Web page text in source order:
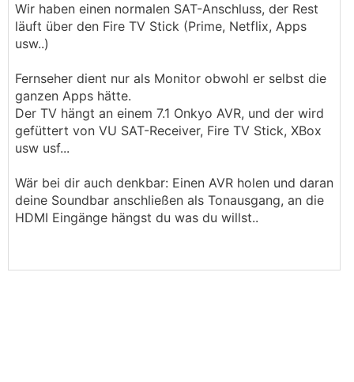
Wir haben einen normalen SAT-Anschluss, der Rest
läuft über den Fire TV Stick (Prime, Netflix, Apps
usw..)
Fernseher dient nur als Monitor obwohl er selbst die
ganzen Apps hätte.
Der TV hängt an einem 7.1 Onkyo AVR, und der wird
gefüttert von VU SAT-Receiver, Fire TV Stick, XBox
usw usf...
Wär bei dir auch denkbar: Einen AVR holen und daran
deine Soundbar anschließen als Tonausgang, an die
HDMI Eingänge hängst du was du willst..